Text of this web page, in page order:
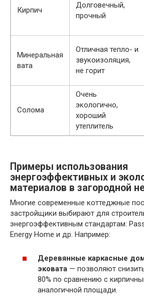
Кирпич
Долговечный,
прочный
Минеральная
вата
Отличная тепло- и
звукоизоляция,
не горит
Солома
Очень
экологично,
хороший
утеплитель
Примеры использования
энергоэффективных и
материалов в загородной
Многие современные коттеджные
застройщики выбирают для
энергоэффективным стандартам:
Energy Home и др. Например:
Деревянные каркасные
эковата — позволяют
80% по сравнению с
аналогичной площади.